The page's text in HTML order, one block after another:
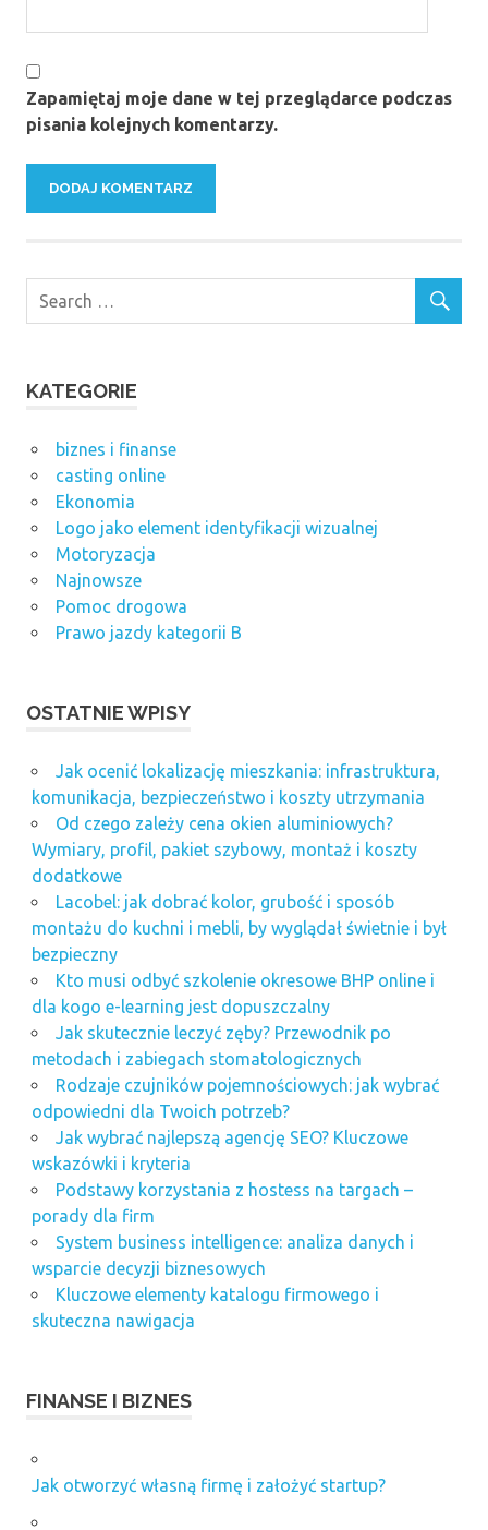
Zapamiętaj moje dane w tej przeglądarce podczas
pisania kolejnych komentarzy.
KATEGORIE
biznes i finanse
casting online
Ekonomia
Logo jako element identyfikacji wizualnej
Motoryzacja
Najnowsze
Pomoc drogowa
Prawo jazdy kategorii B
OSTATNIE WPISY
Jak ocenić lokalizację mieszkania: infrastruktura,
komunikacja, bezpieczeństwo i koszty utrzymania
Od czego zależy cena okien aluminiowych?
Wymiary, profil, pakiet szybowy, montaż i koszty
dodatkowe
Lacobel: jak dobrać kolor, grubość i sposób
montażu do kuchni i mebli, by wyglądał świetnie i był
bezpieczny
Kto musi odbyć szkolenie okresowe BHP online i
dla kogo e-learning jest dopuszczalny
Jak skutecznie leczyć zęby? Przewodnik po
metodach i zabiegach stomatologicznych
Rodzaje czujników pojemnościowych: jak wybrać
odpowiedni dla Twoich potrzeb?
Jak wybrać najlepszą agencję SEO? Kluczowe
wskazówki i kryteria
Podstawy korzystania z hostess na targach –
porady dla firm
System business intelligence: analiza danych i
wsparcie decyzji biznesowych
Kluczowe elementy katalogu firmowego i
skuteczna nawigacja
FINANSE I BIZNES
Jak otworzyć własną firmę i założyć startup?